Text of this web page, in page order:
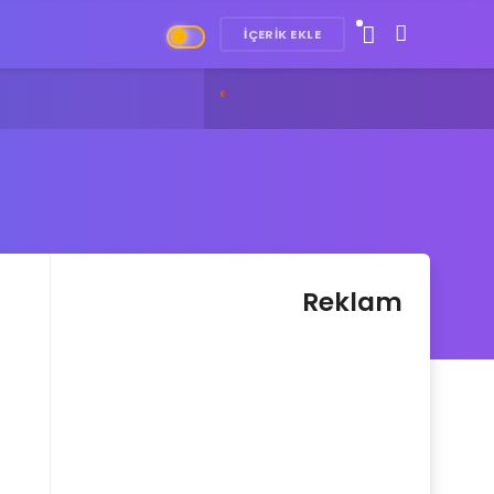
İÇERIK EKLE
13R: Uygun Fiyatlı Güçlü Telefon Geliyor
Reklam